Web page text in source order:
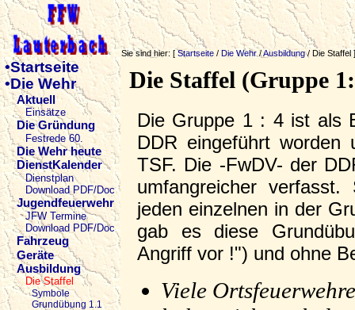
Sie sind hier: [Startseite / Die Wehr /Ausbildung/ Die Staffel ]
•Startseite
•Die Wehr
Aktuell
Einsätze
Die Gründung
Festrede 60.
Die Wehr heute
DienstKalender
Dienstplan
Download PDF/Doc
Jugendfeuerwehr
JFW Termine
Download PDF/Doc
Fahrzeug
Geräte
Ausbildung
Die Staffel
Symbole
Grundübung 1.1
Die Staffel (Gruppe
Die Gruppe 1 : 4 ist als
DDR eingeführt
TSF. Die -FwDV- der
umfangreicher
jeden einzelnen in der
gab es diese
Angriff vor !") und ohne
Viele